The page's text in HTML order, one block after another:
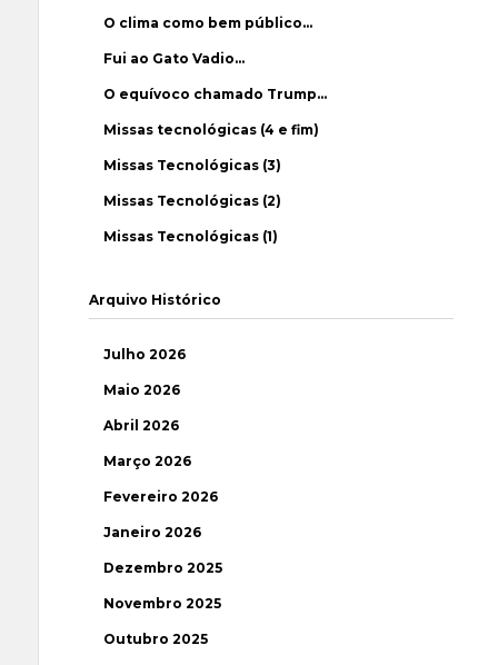
O clima como bem público…
Fui ao Gato Vadio…
O equívoco chamado Trump…
Missas tecnológicas (4 e fim)
Missas Tecnológicas (3)
Missas Tecnológicas (2)
Missas Tecnológicas (1)
Arquivo Histórico
Julho 2026
Maio 2026
Abril 2026
Março 2026
Fevereiro 2026
Janeiro 2026
Dezembro 2025
Novembro 2025
Outubro 2025